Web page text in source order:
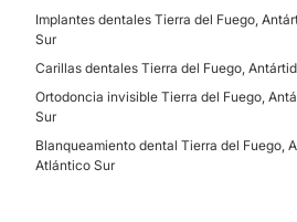
Implantes dentales Tierra del Fuego,
Sur
Carillas dentales Tierra del Fuego,
Ortodoncia invisible Tierra del Fuego,
Sur
Blanqueamiento dental Tierra del Fuego,
Atlántico Sur